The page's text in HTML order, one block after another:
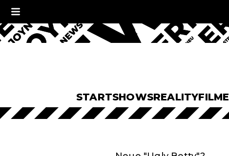
STARTSHOWSREALITYFILME